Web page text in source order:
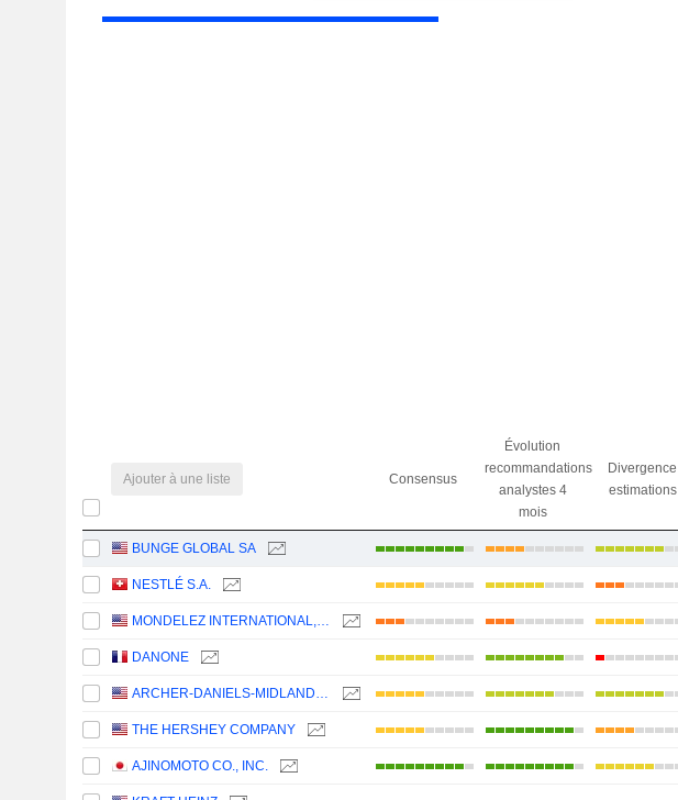
Ajouter à une liste Consensus
Évolution
recommandations
analystes 4
mois
Divergence
estimations
BUNGE GLOBAL SA
NESTLÉ S.A.
MONDELEZ INTERNATIONAL, INC.
DANONE
ARCHER-DANIELS-MIDLAND COMPANY
THE HERSHEY COMPANY
AJINOMOTO CO., INC.